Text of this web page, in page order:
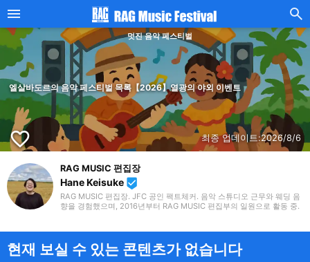
멋진 음악 페스티벌
엘살바도르의 음악 페스티벌 목록【2026】열광의 야외 이벤트
favorite_border 최종 업데이트:2026/8/6
RAG MUSIC 편집장
Hane Keisuke beenhere
RAG MUSIC 편집장. JFC 공인 팩트체커. 음악 스튜디오 근무와 웨딩 음
향을 경험했으며, 2016년부터 RAG MUSIC 편집부의 일원으로 활동 중.
각지의 음악 페스티벌 소개 기사와 라이브 리포트 등, 자신의 음악 활동
과 지금까지의 업무로 쌓아 온 경험을 바탕으로 매일 기사를 제작하고 있
습니다. 음악은 국내외 록은 물론, 최근에는 J-POP도 폭넓게 즐겨 듣습
현재 보실 수 있는 콘텐츠가 없습니다